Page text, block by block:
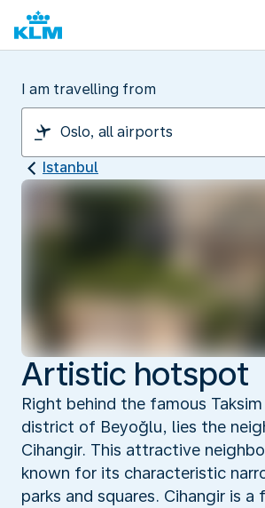
I am travelling from
Istanbul
Artistic hotspot
Right behind the famous
district of Beyoğlu, lies the
Cihangir. This attractive
known for its characteristic
parks and squares. Cihangir is a